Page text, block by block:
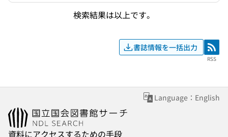
検索結果は以上です。
書誌情報を一括出力 RSS
RSS
Language：English
資料にアクセスするための手段